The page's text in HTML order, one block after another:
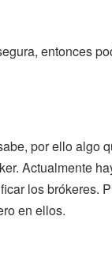
entonces
por ello algo
Actualmente
los brókeres.
en ellos.